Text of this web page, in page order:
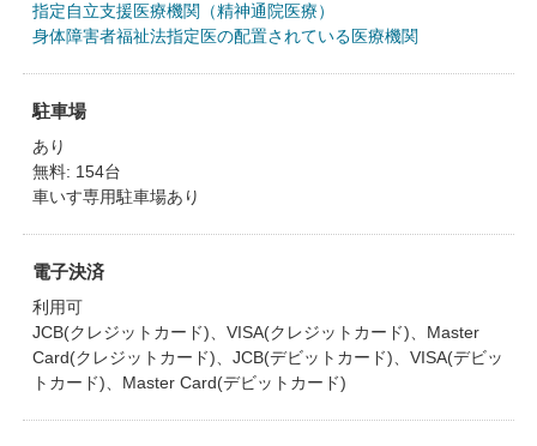
指定自立支援医療機関（精神通院医療）
身体障害者福祉法指定医の配置されている医療機関
駐車場
あり
無料: 154台
車いす専用駐車場あり
電子決済
利用可
JCB(クレジットカード)、VISA(クレジットカード)、Master
Card(クレジットカード)、JCB(デビットカード)、VISA(デビッ
トカード)、Master Card(デビットカード)